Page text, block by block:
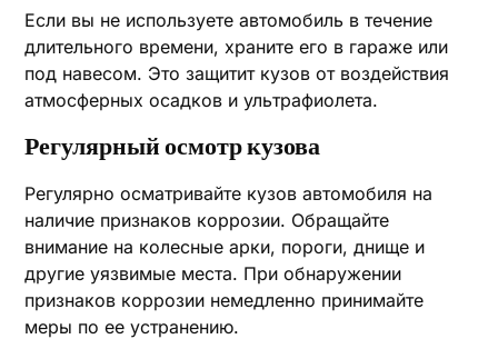
Если вы не используете автомобиль в течение
длительного времени, храните его в гараже или
под навесом. Это защитит кузов от воздействия
атмосферных осадков и ультрафиолета.
Регулярный осмотр кузова
Регулярно осматривайте кузов автомобиля на
наличие признаков коррозии. Обращайте
внимание на колесные арки, пороги, днище и
другие уязвимые места. При обнаружении
признаков коррозии немедленно принимайте
меры по ее устранению.